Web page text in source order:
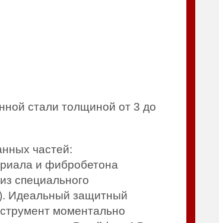
стали толщиной от 3 до
частей:
и фибробетона
специального
Идеальный защитный
моментально